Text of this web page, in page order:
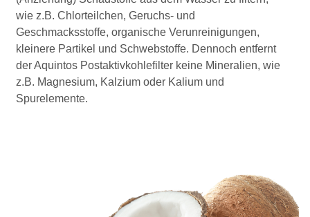
wie z.B. Chlorteilchen, Geruchs- und
Geschmacksstoffe, organische Verunreinigungen,
kleinere Partikel und Schwebstoffe. Dennoch entfernt
der Aquintos Postaktivkohlefilter keine Mineralien, wie
z.B. Magnesium, Kalzium oder Kalium und
Spurelemente.